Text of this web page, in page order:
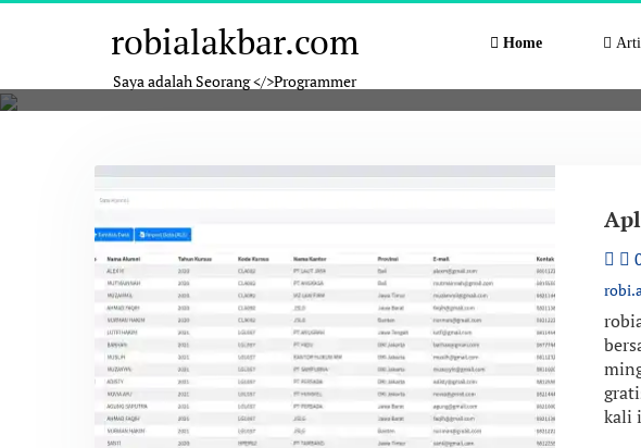
Skip
robialakbar.com
Saya adalah Seorang </>Programmer
Home
kali